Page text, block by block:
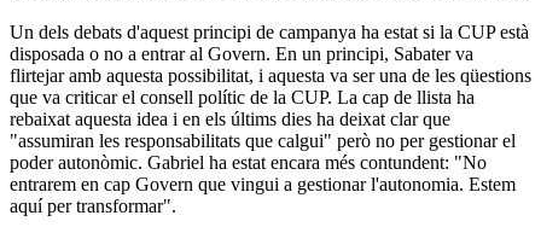
Un dels debats d'aquest principi de campanya ha estat si la CUP està
disposada o no a entrar al Govern. En un principi, Sabater va
flirtejar amb aquesta possibilitat, i aquesta va ser una de les qüestions
que va criticar el consell polític de la CUP. La cap de llista ha
rebaixat aquesta idea i en els últims dies ha deixat clar que
"assumiran les responsabilitats que calgui" però no per gestionar el
poder autonòmic. Gabriel ha estat encara més contundent: "No
entrarem en cap Govern que vingui a gestionar l'autonomia. Estem
aquí per transformar".